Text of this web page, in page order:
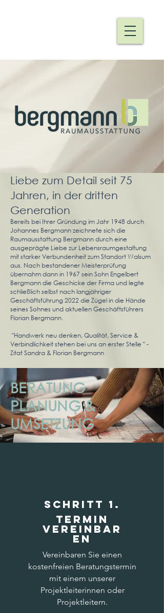
Liebe zum Detail seit 75
Jahren, in der dritten
Generation
Bereits bei Ihrer Gründung im Jahr 1948 durch
Johannes Bergmann zeichnete sich die
Raumausstattung Bergmann durch eine
ausgeprägte Liebe zur Lebensraumgestaltung
mit starker Verbundenheit zum Standort Walsum
aus. Nach bestandener Meisterprüfung
übernahm dann in 1967 sein Sohn Engelbert
Bergmann die Geschicke der Firma und legte
schließlich selbst nach langjähriger
Geschäftsführung 2022 die Zügel in die Hände
seines Sohnes und aktuellen Geschäftsführers
Florian Bergmann.
"Handwerk neu denken, Qualität, Service &
Verbindlichkeit stehen bei uns an erster Stelle " -
Zitat Sandra & Florian Bergmann
BERATUNG
PLANUNG &
UMSETZUNG
SCHRITT 1.
TERMIN
VEREINBAR
EN
Vereinbaren Sie einen
kostenfreien Beratungstermin
mit einem unserer
Projektleiterinnen oder
Projektleitern.